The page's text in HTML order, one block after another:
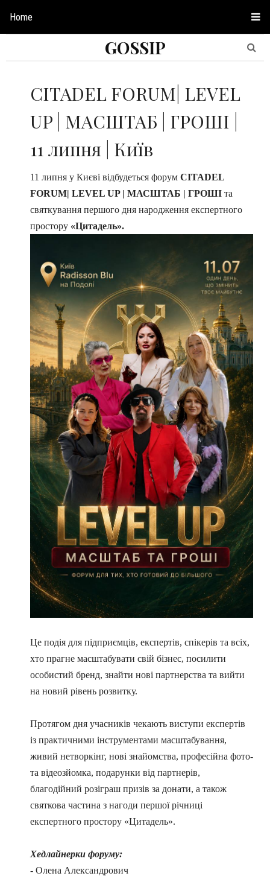
Home
GOSSIP
CITADEL FORUM| LEVEL
UP | МАСШТАБ | ГРОШІ |
11 липня | Київ
11 липня у Києві відбудеться форум CITADEL
FORUM| LEVEL UP | МАСШТАБ | ГРОШІ та
святкування першого дня народження експертного
простору «Цитадель».
Це подія для підприємців, експертів, спікерів та всіх,
хто прагне масштабувати свій бізнес, посилити
особистий бренд, знайти нові партнерства та вийти
на новий рівень розвитку.
Протягом дня учасників чекають виступи експертів
із практичними інструментами масштабування,
живий нетворкінг, нові знайомства, професійна фото-
та відеозйомка, подарунки від партнерів,
благодійний розіграш призів за донати, а також
святкова частина з нагоди першої річниці
експертного простору «Цитадель».
Хедлайнерки форуму:
- Олена Александрович